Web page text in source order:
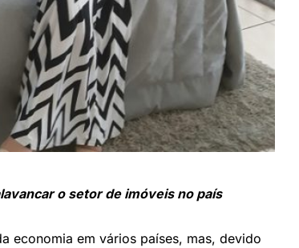
o setor de imóveis no país
economia em vários países, mas, devido